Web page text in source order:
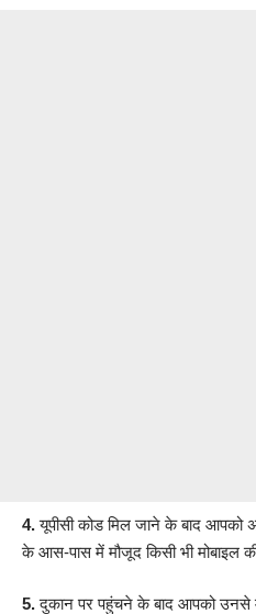
4.यूपीसी कोड मिल जाने के बाद
के आस-पास में मौजूद किसी भी मोबाइल
5.दुकान पर पहुंचने के बाद आपको उनसे